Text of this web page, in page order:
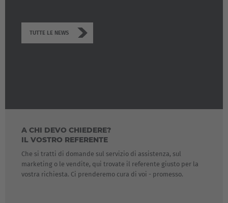
TUTTE LE NEWS
A CHI DEVO CHIEDERE?
IL VOSTRO REFERENTE
Che si tratti di domande sul servizio di assistenza, sul
marketing o le vendite, qui trovate il referente giusto per la
vostra richiesta. Ci prenderemo cura di voi - promesso.